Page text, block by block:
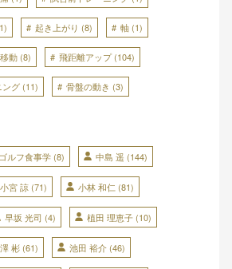
起き上がり (8) 軸 (1)
動 (8) 飛距離アップ(104)
ング (11) 骨盤の動き (3)
ゴルフ食事学 (8) 中島 遥 (144)
小宮 諒 (71) 小林 和仁 (81)
早坂 光司 (4) 植田 理恵子 (10)
彬 (61) 池田 裕介 (46)